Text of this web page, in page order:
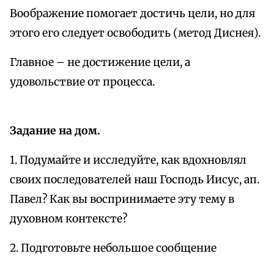
Воображение помогает достичь цели, но для
этого его следует освободить (метод Диснея).
Главное – не достижение цели, а
удовольствие от процесса.
Задание на дом.
1. Подумайте и исследуйте, как вдохновлял
своих последователей наш Господь Иисус, ап.
Павел? Как вы воспринимаете эту тему в
духовном контексте?
2. Подготовьте небольшое сообщение